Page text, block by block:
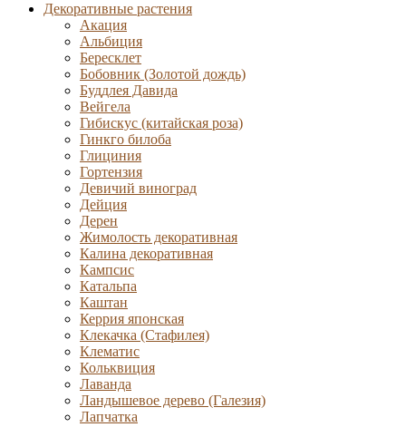
Декоративные растения
Акация
Альбиция
Бересклет
Бобовник (Золотой дождь)
Буддлея Давида
Вейгела
Гибискус (китайская роза)
Гинкго билоба
Глициния
Гортензия
Девичий виноград
Дейция
Дерен
Жимолость декоративная
Калина декоративная
Кампсис
Катальпа
Каштан
Керрия японская
Клекачка (Стафилея)
Клематис
Кольквиция
Лаванда
Ландышевое дерево (Галезия)
Лапчатка